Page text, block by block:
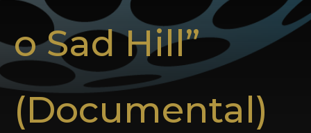
o Sad Hill”
(Documental)